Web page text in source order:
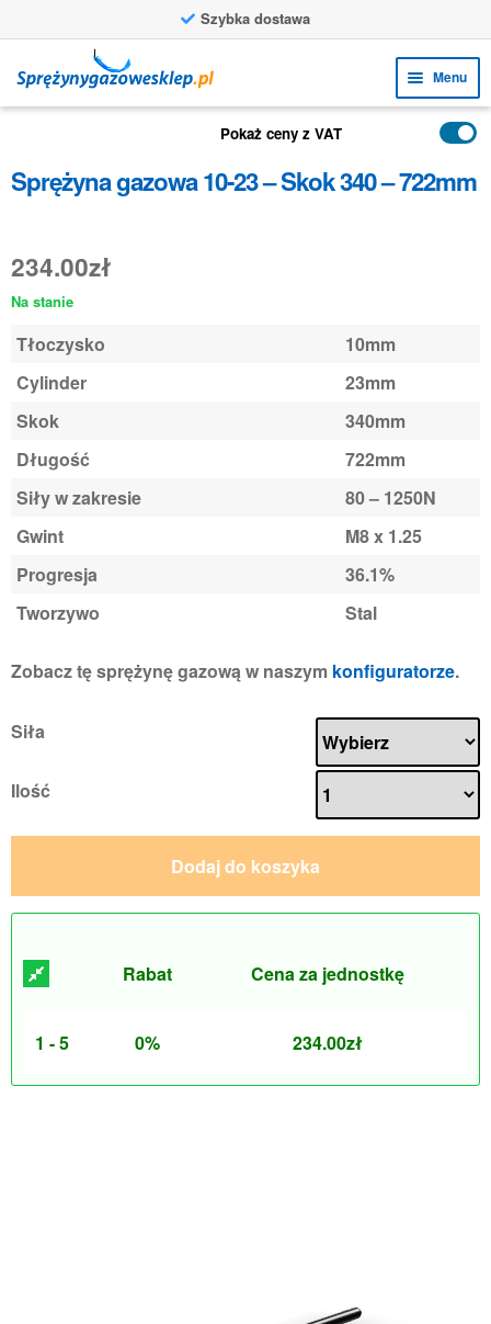
Szybka dostawa
do
nawigacji
do
treści
Menu
menu
PRODUKTY
menu
BIURO OBSŁUGI KLIENTA
FAQ
Pokaż ceny z VAT
Sprężyna gazowa 10-23 – Skok 340 – 722mm
234.00zł
Na stanie
Tłoczysko
10mm
Cylinder
23mm
Skok
340mm
Długość
722mm
Siły w zakresie
80 – 1250N
Gwint
M8 x 1.25
Progresja
36.1%
Tworzywo
Stal
Zobacz tę sprężynę gazową w naszym konfiguratorze.
Siła
Ilość
Dodaj do koszyka
Rabat Cena za jednostkę
1 - 5 0% 234.00zł